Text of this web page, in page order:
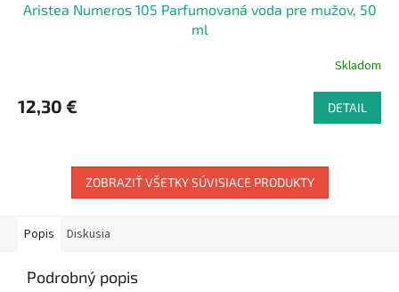
Aristea Numeros 105 Parfumovaná voda pre mužov, 50
ml
Skladom
12,30 € DETAIL
ZOBRAZIŤ VŠETKY SÚVISIACE PRODUKTY
Popis Diskusia
Podrobný popis